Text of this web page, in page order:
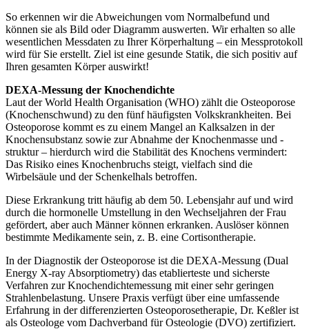
So erkennen wir die Abweichungen vom Normalbefund und
können sie als Bild oder Diagramm auswerten. Wir erhalten so alle
wesentlichen Messdaten zu Ihrer Körperhaltung – ein Messprotokoll
wird für Sie erstellt. Ziel ist eine gesunde Statik, die sich positiv auf
Ihren gesamten Körper auswirkt!
DEXA-Messung der Knochendichte
Laut der World Health Organisation (WHO) zählt die Osteoporose
(Knochenschwund) zu den fünf häufigsten Volkskrankheiten. Bei
Osteoporose kommt es zu einem Mangel an Kalksalzen in der
Knochensubstanz sowie zur Abnahme der Knochenmasse und -
struktur – hierdurch wird die Stabilität des Knochens vermindert:
Das Risiko eines Knochenbruchs steigt, vielfach sind die
Wirbelsäule und der Schenkelhals betroffen.
Diese Erkrankung tritt häufig ab dem 50. Lebensjahr auf und wird
durch die hormonelle Umstellung in den Wechseljahren der Frau
gefördert, aber auch Männer können erkranken. Auslöser können
bestimmte Medikamente sein, z. B. eine Cortisontherapie.
In der Diagnostik der Osteoporose ist die DEXA-Messung (Dual
Energy X-ray Absorptiometry) das etablierteste und sicherste
Verfahren zur Knochendichtemessung mit einer sehr geringen
Strahlenbelastung. Unsere Praxis verfügt über eine umfassende
Erfahrung in der differenzierten Osteoporosetherapie, Dr. Keßler ist
als Osteologe vom Dachverband für Osteologie (DVO) zertifiziert.